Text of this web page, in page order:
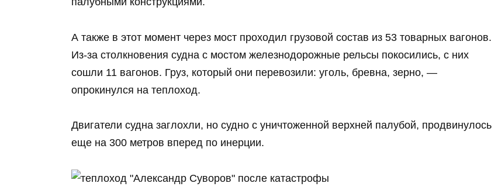
А также в этот момент через мост проходил грузовой состав из 53 товарных вагонов.
Из-за столкновения судна с мостом железнодорожные рельсы покосились, с них
сошли 11 вагонов. Груз, который они перевозили: уголь, бревна, зерно, —
опрокинулся на теплоход.
Двигатели судна заглохли, но судно с уничтоженной верхней палубой, продвинулось
еще на 300 метров вперед по инерции.